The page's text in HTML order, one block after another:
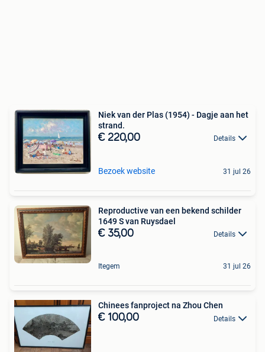
Niek van der Plas (1954) - Dagje aan het
strand.
€ 220,00 Details
Bezoek website 31 jul 26
Reproductive van een bekend schilder
1649 S van Ruysdael
€ 35,00 Details
Itegem 31 jul 26
Chinees fanproject na Zhou Chen
€ 100,00 Details